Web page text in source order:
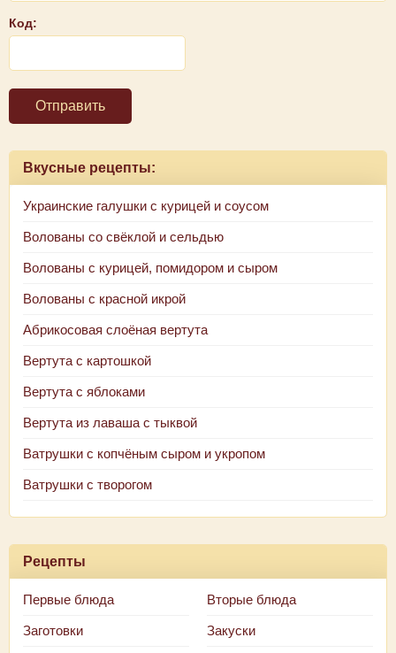
Код:
Отправить
Вкусные рецепты:
Украинские галушки с курицей и соусом
Волованы со свёклой и сельдью
Волованы с курицей, помидором и сыром
Волованы с красной икрой
Абрикосовая слоёная вертута
Вертута с картошкой
Вертута с яблоками
Вертута из лаваша с тыквой
Ватрушки с копчёным сыром и укропом
Ватрушки с творогом
Рецепты
Первые блюда Вторые блюда
Заготовки Закуски